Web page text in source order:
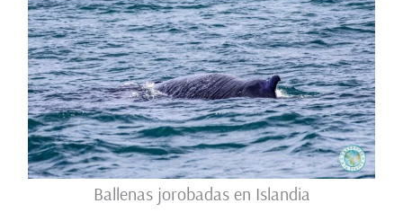
Ballenas jorobadas en Islandia